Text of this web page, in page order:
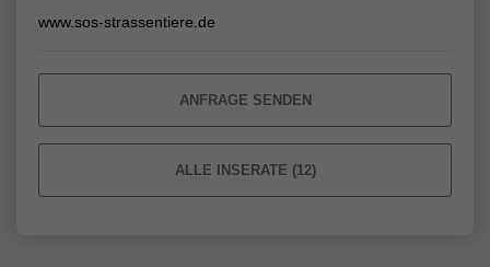
www.sos-strassentiere.de
ANFRAGE SENDEN
ALLE INSERATE (12)